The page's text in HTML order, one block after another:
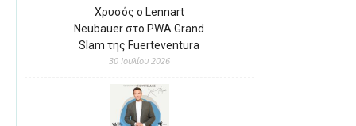
Χρυσός ο Lennart
Neubauer στο PWA Grand
Slam της Fuerteventura
30 Ιουλίου 2026